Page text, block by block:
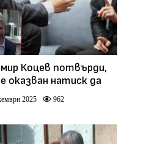
Коцев потвърди,
оказван натиск да
към друга партия
2025 962